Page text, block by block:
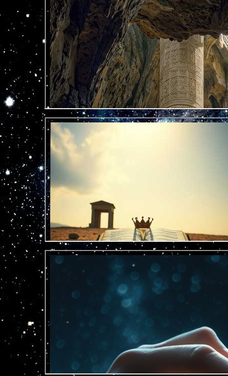
Напрасно ли в творческих муках страдают
Закончатся сроки земные, утихнут певцы,